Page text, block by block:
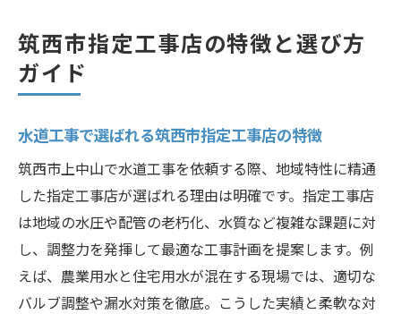
筑西市指定工事店の特徴と選び方
ガイド
水道工事で選ばれる筑西市指定工事店の特徴
筑西市上中山で水道工事を依頼する際、地域特性に精通
した指定工事店が選ばれる理由は明確です。指定工事店
は地域の水圧や配管の老朽化、水質など複雑な課題に対
し、調整力を発揮して最適な工事計画を提案します。例
えば、農業用水と住宅用水が混在する現場では、適切な
バルブ調整や漏水対策を徹底。こうした実績と柔軟な対